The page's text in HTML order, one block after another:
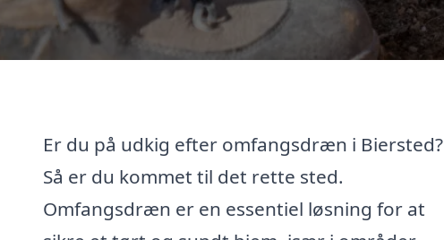
Er du på udkig efter omfangsdræn i Biersted?
Så er du kommet til det rette sted.
Omfangsdræn er en essentiel løsning for at